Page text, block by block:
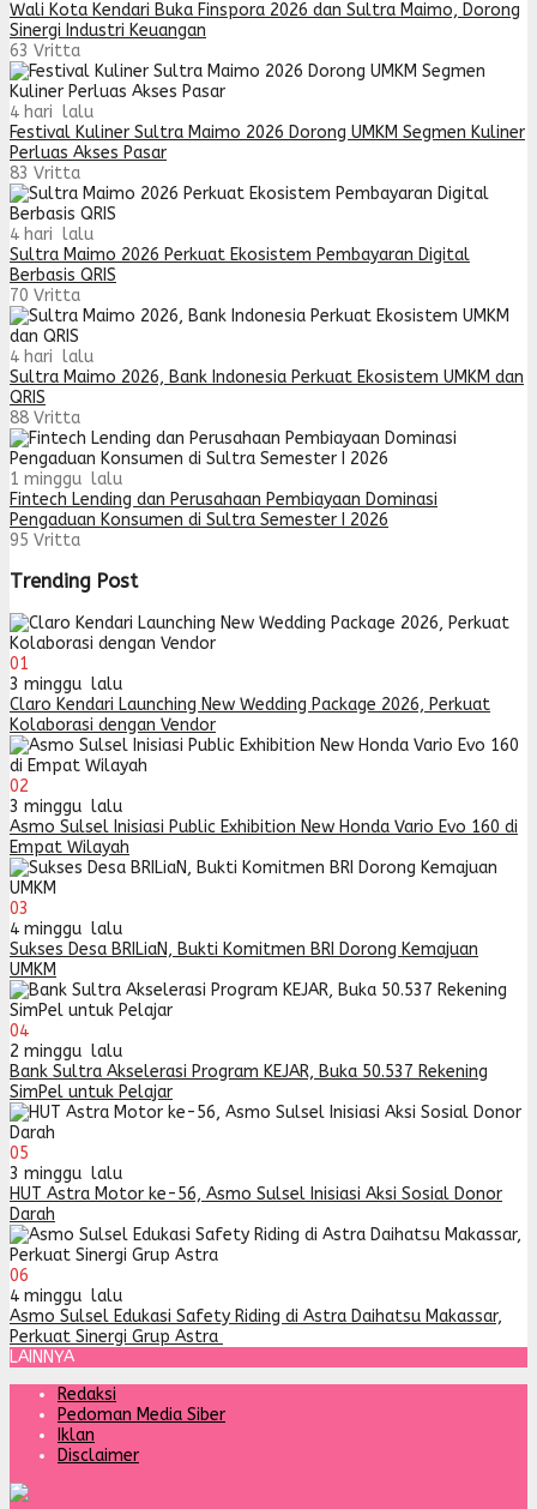
Wali Kota Kendari Buka Finspora 2026 dan Sultra Maimo, Dorong
Sinergi Industri Keuangan
63 Vritta
4 hari lalu
Festival Kuliner Sultra Maimo 2026 Dorong UMKM Segmen Kuliner
Perluas Akses Pasar
83 Vritta
4 hari lalu
Sultra Maimo 2026 Perkuat Ekosistem Pembayaran Digital
Berbasis QRIS
70 Vritta
4 hari lalu
Sultra Maimo 2026, Bank Indonesia Perkuat Ekosistem UMKM dan
QRIS
88 Vritta
1 minggu lalu
Fintech Lending dan Perusahaan Pembiayaan Dominasi
Pengaduan Konsumen di Sultra Semester I 2026
95 Vritta
Trending Post
01
3 minggu lalu
Claro Kendari Launching New Wedding Package 2026, Perkuat
Kolaborasi dengan Vendor
02
3 minggu lalu
Asmo Sulsel Inisiasi Public Exhibition New Honda Vario Evo 160 di
Empat Wilayah
03
4 minggu lalu
Sukses Desa BRILiaN, Bukti Komitmen BRI Dorong Kemajuan
UMKM
04
2 minggu lalu
Bank Sultra Akselerasi Program KEJAR, Buka 50.537 Rekening
SimPel untuk Pelajar
05
3 minggu lalu
HUT Astra Motor ke-56, Asmo Sulsel Inisiasi Aksi Sosial Donor
Darah
06
4 minggu lalu
Asmo Sulsel Edukasi Safety Riding di Astra Daihatsu Makassar,
Perkuat Sinergi Grup Astra
LAINNYA
Redaksi
Pedoman Media Siber
Iklan
Disclaimer